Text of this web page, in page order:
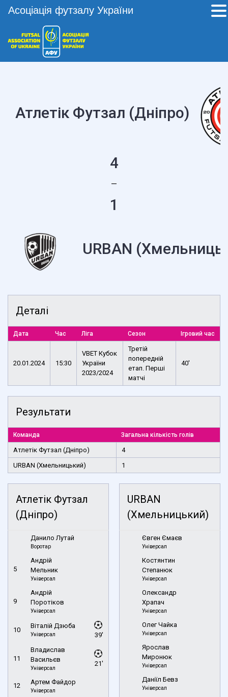
Атлетік Футзал (Дніпро)
4
—
1
URBAN
Деталі
Дата Час Ліга Сезон Ігровий час
20.01.2024 15:30
VBET Кубок
України
2023/2024
Третій
попередній
етап. Перші
матчі
40'
Результати
Команда Загальна кількість голів
Атлетік Футзал (Дніпро)
4
URBAN (Хмельницький)
1
Атлетік Футзал
(Дніпро)
Данило Лутай
Воротар
5
Андрій
Мельник
Універсал
9
Андрій
Поротіков
Універсал
10
Віталій Дзюба
Універсал 39'
11
Владислав
Васильєв
Універсал
21'
12 Артем Файдор
Універсал
URBAN
(Хмельницький)
Євген Ємаєв
Універсал
Костянтин
Степанюк
Універсал
Олександр
Храпач
Універсал
Олег Чайка
Універсал
Ярослав
Миронюк
Універсал
Даніїл Бевз
Універсал
Асоціація футзалу України